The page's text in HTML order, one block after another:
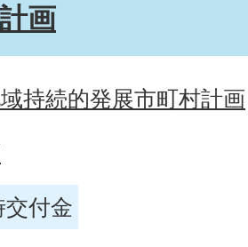
画
持続的発展市町村計画
付金